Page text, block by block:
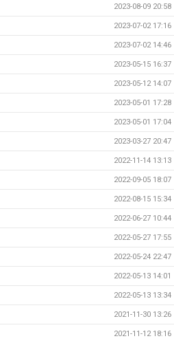
2023-08-09 20:58
2023-07-02 17:16
2023-07-02 14:46
2023-05-15 16:37
2023-05-12 14:07
2023-05-01 17:28
2023-05-01 17:04
2023-03-27 20:47
2022-11-14 13:13
2022-09-05 18:07
2022-08-15 15:34
2022-06-27 10:44
2022-05-27 17:55
2022-05-24 22:47
2022-05-13 14:01
2022-05-13 13:34
2021-11-30 13:26
2021-11-12 18:16